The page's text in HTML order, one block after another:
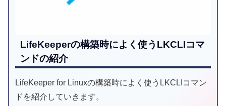
LifeKeeperの構築時によく使うLKCLIコマ
ンドの紹介
LifeKeeper for Linuxの構築時によく使うLKCLIコマン
ドを紹介していきます。